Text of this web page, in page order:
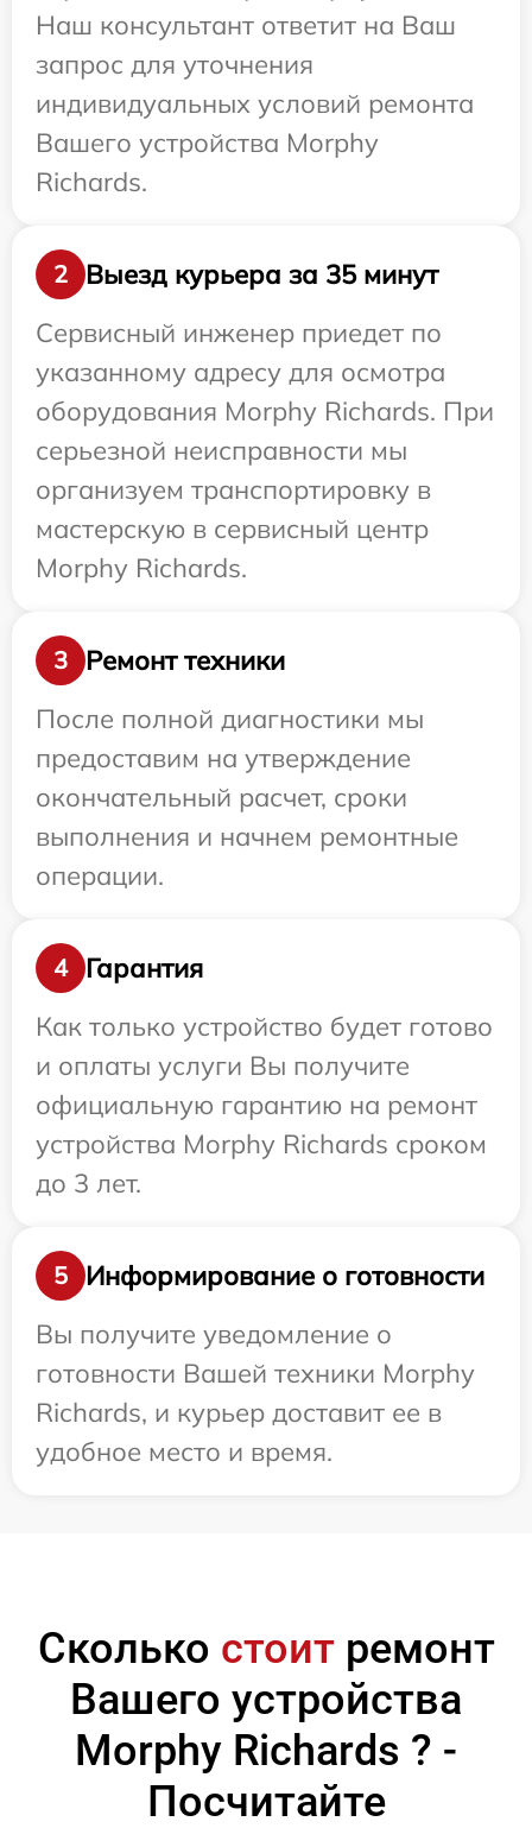
Наш консультант ответит на Ваш
запрос для уточнения
индивидуальных условий ремонта
Вашего устройства Morphy
Richards.
2
Выезд курьера за 35 минут
Сервисный инженер приедет по
указанному адресу для осмотра
оборудования Morphy Richards. При
серьезной неисправности мы
организуем транспортировку в
мастерскую в сервисный центр
Morphy Richards.
3
Ремонт техники
После полной диагностики мы
предоставим на утверждение
окончательный расчет, сроки
выполнения и начнем ремонтные
операции.
4
Гарантия
Как только устройство будет готово
и оплаты услуги Вы получите
официальную гарантию на ремонт
устройства Morphy Richards сроком
до 3 лет.
5
Информирование о готовности
Вы получите уведомление о
готовности Вашей техники Morphy
Richards, и курьер доставит ее в
удобное место и время.
Сколько стоитремонт
Вашего устройства
Morphy Richards ? -
Посчитайте